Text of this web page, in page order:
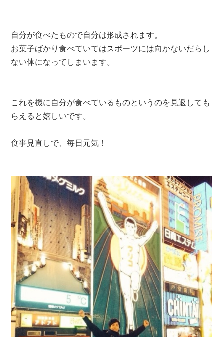
自分が食べたもので自分は形成されます。
お菓子ばかり食べていてはスポーツには向かないだらし
ない体になってしまいます。
これを機に自分が食べているものというのを見返しても
らえると嬉しいです。
食事見直しで、毎日元気！